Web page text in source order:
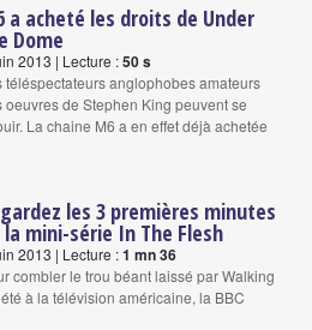
a acheté les droits de Under
Dome
2013 | Lecture :50 s
téléspectateurs anglophobes amateurs
oeuvres de Stephen King peuvent se
La chaine M6 a en effet déjà achetée
les 3 premières minutes
la mini-série In The Flesh
2013 | Lecture :1 mn 36
combler le trou béant laissé par Walking
à la télévision américaine, la BBC